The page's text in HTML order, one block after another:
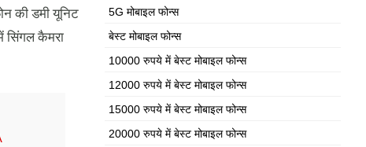
की डमी यूनिट
सिंगल कैमरा
5G मोबाइल फोन्स
बेस्ट मोबाइल फोन्स
10000 रुपये में बेस्ट मोबाइल फोन्स
12000 रुपये में बेस्ट मोबाइल फोन्स
15000 रुपये में बेस्ट मोबाइल फोन्स
20000 रुपये में बेस्ट मोबाइल फोन्स